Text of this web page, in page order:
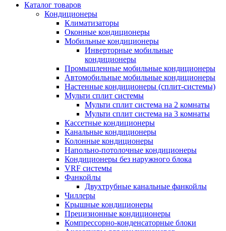
Каталог товаров
Кондиционеры
Климатизаторы
Оконные кондиционеры
Мобильные кондиционеры
Инверторные мобильные
кондиционеры
Промышленные мобильные кондиционеры
Автомобильные мобильные кондиционеры
Настенные кондиционеры (сплит-системы)
Мульти сплит системы
Мульти сплит система на 2 комнаты
Мульти сплит система на 3 комнаты
Кассетные кондиционеры
Канальные кондиционеры
Колонные кондиционеры
Напольно-потолочные кондиционеры
Кондиционеры без наружного блока
VRF системы
Фанкойлы
Двухтрубные канальные фанкойлы
Чиллеры
Крышные кондиционеры
Прецизионные кондиционеры
Компрессорно-конденсаторные блоки